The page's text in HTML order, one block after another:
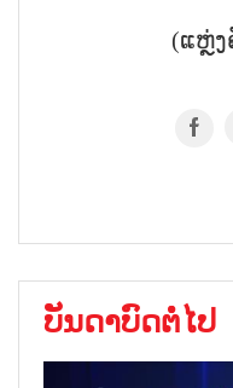
(ແຫຼ່ງ
ບັນດາບົດຕໍ່ໄປ